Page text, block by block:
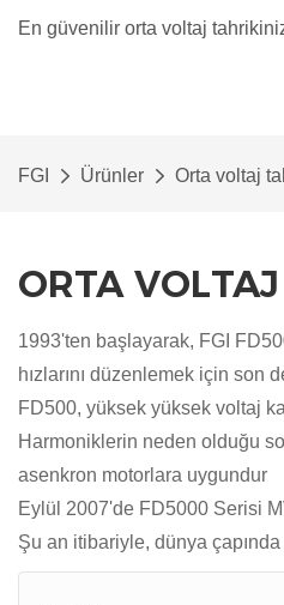
En güvenilir orta voltaj
FGI Ürünler Orta voltaj
ORTA
1993'ten başlayarak, FGI
hızlarını düzenlemek için son
FD500, yüksek yüksek voltaj
Harmoniklerin neden olduğu
asenkron motorlara uygundur
Eylül 2007'de FD5000 Serisi
Şu an itibariyle, dünya